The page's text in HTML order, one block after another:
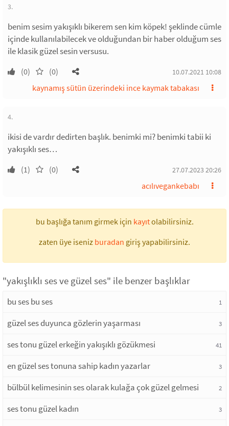
3.
benim sesim yakışıklı bikerem sen kim köpek! şeklinde cümle
içinde kullanılabilecek ve olduğundan bir haber olduğum ses
ile klasik güzel sesin versusu.
(0) (0) 10.07.2021 10:08
kaynamış sütün üzerindeki ince kaymak tabakası
4.
ikisi de vardır dedirten başlık. benimki mi? benimki tabii ki
yakışıklı ses…
(1) (0) 27.07.2023 20:26
acılıvegankebabı
bu başlığa tanım girmek için kayıtolabilirsiniz.
zaten üye iseniz buradan giriş yapabilirsiniz.
"yakışlıklı ses ve güzel ses" ile benzer başlıklar
bu ses bu ses 1
güzel ses duyunca gözlerin yaşarması 3
ses tonu güzel erkeğin yakışıklı gözükmesi 41
en güzel ses tonuna sahip kadın yazarlar 3
bülbül kelimesinin ses olarak kulağa çok güzel gelmesi 2
ses tonu güzel kadın 3